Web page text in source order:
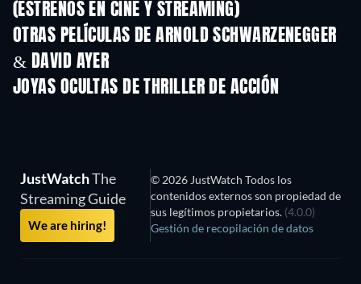
(ESTRENOS EN CINE Y STREAMING)
OTRAS PELÍCULAS DE ARNOLD SCHWARZENEGGER
& DAVID AYER
JOYAS OCULTAS DE THRILLER DE ACCIÓN
TV TV
JustWatchThe
Streaming Guide
We are hiring!
© 2026 JustWatch Todos los
contenidos externos son propiedad de
sus legítimos propietarios. (4.0.0)
Gestión de recopilación de datos